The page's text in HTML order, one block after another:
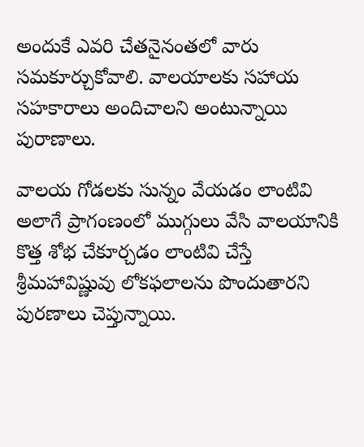
అందుకే ఎవరి చేతనైనంతలో వారు
సమకూర్చుకోవాలి. దేవాలయాలకు సహాయ
సహకారాలు అందిచాలని అంటున్నాయి
పురాణాలు.
దేవాలయ గోడలకు సున్నం వేయడం లాంటివి
అలాగే ప్రాగంణంలో ముగ్గులు వేసి దేవాలయానికి
కొత్త శోభ చేకూర్చడం లాంటివి చేస్తే
శ్రీమహావిష్ణువు లోకఫలాలను పొందుతారని
పురణాలు చెప్తున్నాయి.